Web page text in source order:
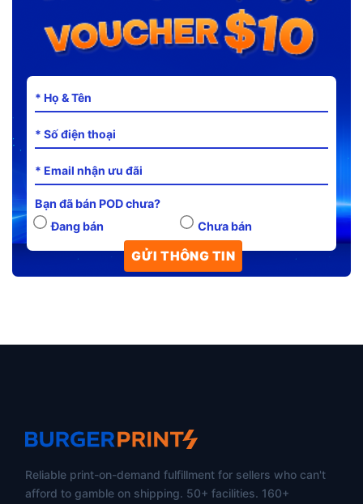
Bạn đã bán POD chưa?
Đang bán
Chưa bán
Reliable print-on-demand fulfillment for sellers who can't
afford to gamble on shipping. 50+ facilities. 160+